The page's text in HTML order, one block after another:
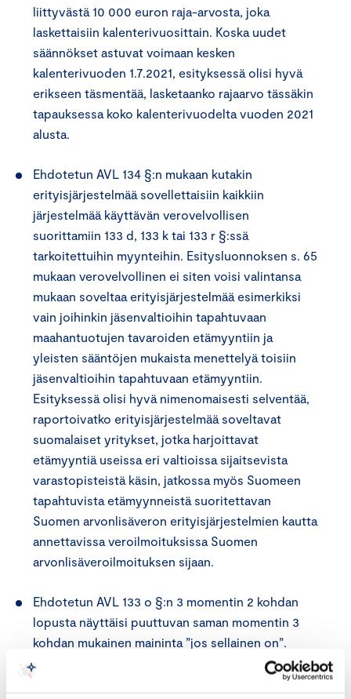
liittyvästä 10 000 euron raja-arvosta, joka
laskettaisiin kalenterivuosittain. Koska uudet
säännökset astuvat voimaan kesken
kalenterivuoden 1.7.2021, esityksessä olisi hyvä
erikseen täsmentää, lasketaanko rajaarvo tässäkin
tapauksessa koko kalenterivuodelta vuoden 2021
alusta.
Ehdotetun AVL 134 §:n mukaan kutakin
erityisjärjestelmää sovellettaisiin kaikkiin
järjestelmää käyttävän verovelvollisen
suorittamiin 133 d, 133 k tai 133 r §:ssä
tarkoitettuihin myynteihin. Esitysluonnoksen s. 65
mukaan verovelvollinen ei siten voisi valintansa
mukaan soveltaa erityisjärjestelmää esimerkiksi
vain joihinkin jäsenvaltioihin tapahtuvaan
maahantuotujen tavaroiden etämyyntiin ja
yleisten sääntöjen mukaista menettelyä toisiin
jäsenvaltioihin tapahtuvaan etämyyntiin.
Esityksessä olisi hyvä nimenomaisesti selventää,
raportoivatko erityisjärjestelmää soveltavat
suomalaiset yritykset, jotka harjoittavat
etämyyntiä useissa eri valtioissa sijaitsevista
varastopisteistä käsin, jatkossa myös Suomeen
tapahtuvista etämyynneistä suoritettavan
Suomen arvonlisäveron erityisjärjestelmien kautta
annettavissa veroilmoituksissa Suomen
arvonlisäveroilmoituksen sijaan.
Ehdotetun AVL 133 o §:n 3 momentin 2 kohdan
lopusta näyttäisi puuttuvan saman momentin 3
kohdan mukainen maininta ”jos sellainen on”.
Esitysluonnoksessa ehdotetaan, että jatkossa